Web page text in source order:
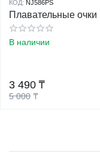
КОД: NJ586PS
Плавательные очки
В наличии
5 000 ₸
3 490 ₸